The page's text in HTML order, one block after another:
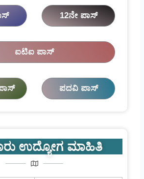
12ನೇ ಪಾಸ್
ಐಟಿಐ ಪಾಸ್
ಪದವಿ ಪಾಸ್
ಉದ್ಯೋಗ ಮಾಹಿತಿ